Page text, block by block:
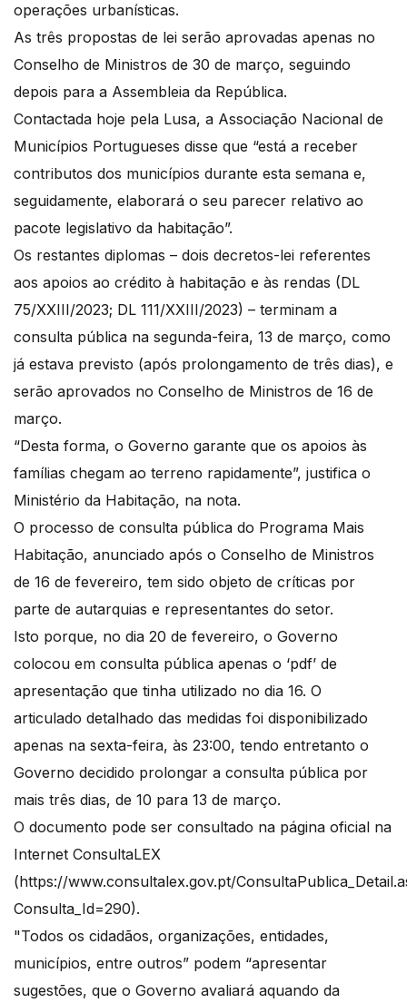
operações urbanísticas.
As três propostas de lei serão aprovadas apenas no
Conselho de Ministros de 30 de março, seguindo
depois para a Assembleia da República.
Contactada hoje pela Lusa, a Associação Nacional de
Municípios Portugueses disse que “está a receber
contributos dos municípios durante esta semana e,
seguidamente, elaborará o seu parecer relativo ao
pacote legislativo da habitação”.
Os restantes diplomas – dois decretos-lei referentes
aos apoios ao crédito à habitação e às rendas (DL
75/XXIII/2023; DL 111/XXIII/2023) – terminam a
consulta pública na segunda-feira, 13 de março, como
já estava previsto (após prolongamento de três dias), e
serão aprovados no Conselho de Ministros de 16 de
março.
“Desta forma, o Governo garante que os apoios às
famílias chegam ao terreno rapidamente”, justifica o
Ministério da Habitação, na nota.
O processo de consulta pública do Programa Mais
Habitação, anunciado após o Conselho de Ministros
de 16 de fevereiro, tem sido objeto de críticas por
parte de autarquias e representantes do setor.
Isto porque, no dia 20 de fevereiro, o Governo
colocou em consulta pública apenas o ‘pdf’ de
apresentação que tinha utilizado no dia 16. O
articulado detalhado das medidas foi disponibilizado
apenas na sexta-feira, às 23:00, tendo entretanto o
Governo decidido prolongar a consulta pública por
mais três dias, de 10 para 13 de março.
O documento pode ser consultado na página oficial na
Internet ConsultaLEX
(https://www.consultalex.gov.pt/
Consulta_Id=290).
"Todos os cidadãos, organizações, entidades,
municípios, entre outros” podem “apresentar
sugestões, que o Governo avaliará aquando da